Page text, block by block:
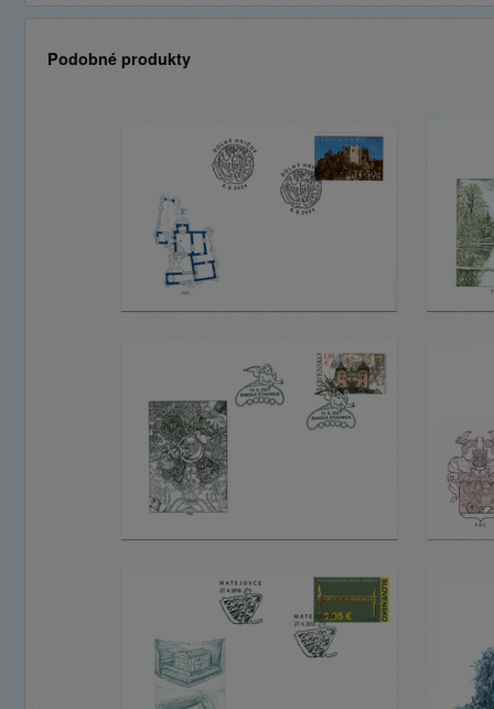
Podobné produkty